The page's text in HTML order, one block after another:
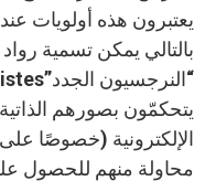
يعتبرون هذه أولويات
بالتالي يمكن تسمية
يتحكمّون بصورهم
الإلكترونية (خصوصًا
محاولة منهم للحصول